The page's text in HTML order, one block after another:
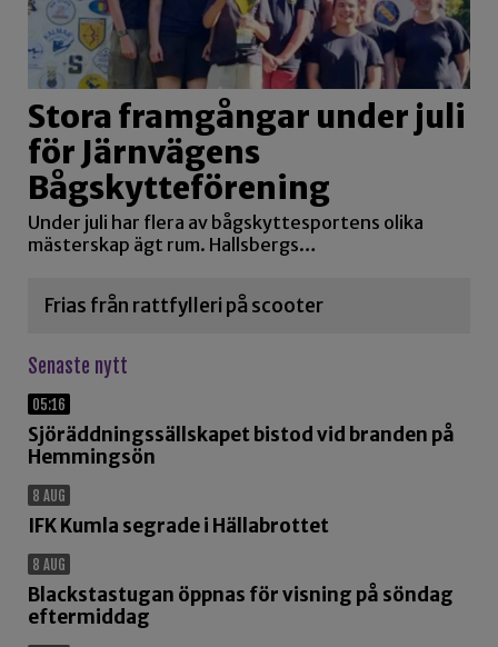
Stora framgångar under juli
för Järnvägens
Bågskytteförening
Under juli har flera av bågskyttesportens olika
mästerskap ägt rum. Hallsbergs…
Frias från rattfylleri på scooter
Senaste nytt
05:16
Sjöräddningssällskapet bistod vid branden på
Hemmingsön
8 AUG
IFK Kumla segrade i Hällabrottet
8 AUG
Blackstastugan öppnas för visning på söndag
eftermiddag